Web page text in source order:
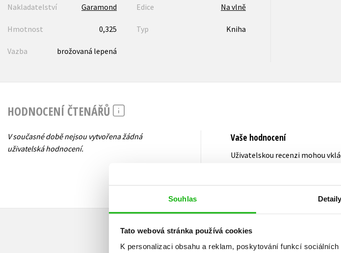
Souhlas Detaily
Tato webová stránka používá cookies
K personalizaci obsahu a reklam, poskytování funkcí
Nakladatelství Garamond Edice Na vlně
Hmotnost 0,325 Typ Kniha
Vazba brožovaná lepená
HODNOCENÍ ČTENÁŘŮ
V současné době nejsou vytvořena žádná
uživatelská hodnocení.
Vaše hodnocení
Uživatelskou recenzi mohou